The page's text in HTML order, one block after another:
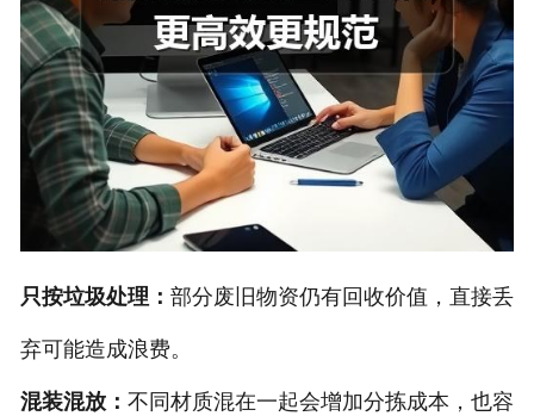
只按垃圾处理： 部分废旧物资仍有回收价值，直接丢
弃可能造成浪费。
混装混放： 不同材质混在一起会增加分拣成本，也容